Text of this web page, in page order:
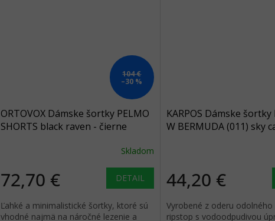
104 €
–30 %
ORTOVOX Dámske šortky PELMO
SHORTS black raven - čierne
Skladom
72,70 € DETAIL
Ľahké a minimalistické šortky, ktoré sú
vhodné najmä na náročné lezenie a
KARPOS Dámske šortky
W BERMUDA (011) sky
44,20 €
Vyrobené z oderu odolného
ripstop s vodoodpudivou